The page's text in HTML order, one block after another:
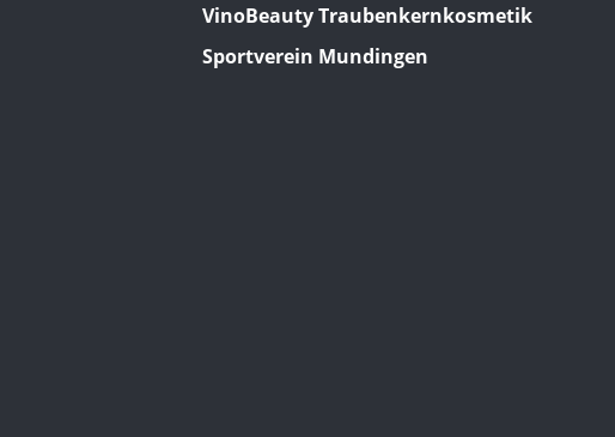
VinoBeauty Traubenkernkosmetik
Sportverein Mundingen